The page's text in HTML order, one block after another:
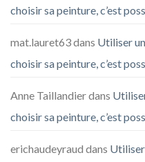
choisir sa peinture, c’est
mat.lauret63dans Utiliser
choisir sa peinture, c’est
Anne Taillandierdans
choisir sa peinture, c’est
erichaudeyraud dans